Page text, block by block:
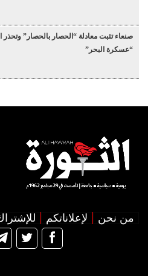
صنعاء تثبت معادلة “الحصار بالحصار”
“عسكرة البحر”
من نحن لإعلاناتكم